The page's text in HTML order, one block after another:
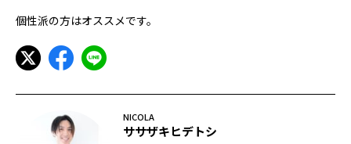
個性派の方はオススメです。
NICOLA
ササザキヒデトシ